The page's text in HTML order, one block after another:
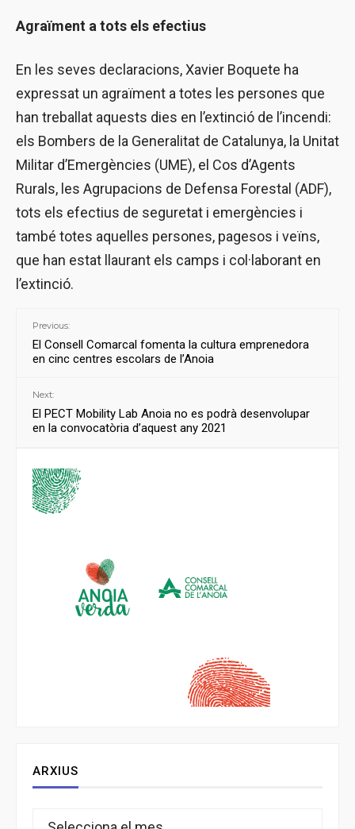
Agraïment a tots els efectius
En les seves declaracions, Xavier Boquete ha
expressat un agraïment a totes les persones que
han treballat aquests dies en l’extinció de l’incendi:
els Bombers de la Generalitat de Catalunya, la Unitat
Militar d’Emergències (UME), el Cos d’Agents
Rurals, les Agrupacions de Defensa Forestal (ADF),
tots els efectius de seguretat i emergències i
també totes aquelles persones, pagesos i veïns,
que han estat llaurant els camps i col·laborant en
l’extinció.
Previous:
El Consell Comarcal fomenta la cultura emprenedora
en cinc centres escolars de l’Anoia
Next:
El PECT Mobility Lab Anoia no es podrà desenvolupar
en la convocatòria d’aquest any 2021
ARXIUS